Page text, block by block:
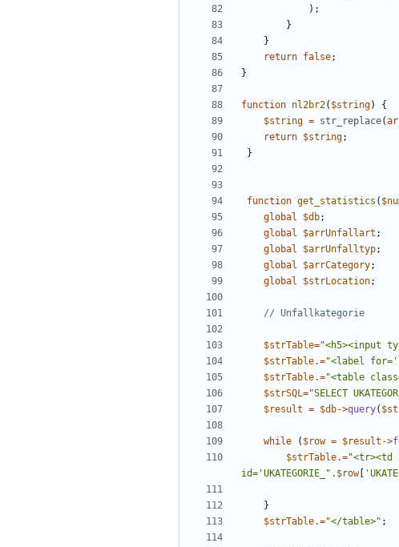
);
}
}
return false;
}
function nl2br2( $string)
{
$string = str_replace(
return $string;
}
function get_statistics (
global
$db;
global
$arrUnfallart ;
global
$arrUnfalltyp;
global
$arrCategory;
global
$strLocation;
$strTable="<h5><input
$strTable.="<label
$strTable.="<table
$strSQL="SELECT
$result = $db->query(
while ( $row = $result ->
$strTable.="<tr><td
id='UKATEGORIE_
" . $row[
}
$strTable.="</table>" ;